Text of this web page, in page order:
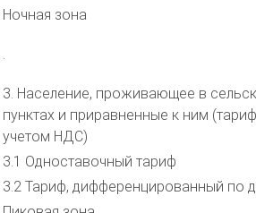
Ночная зона
.
3. Население, проживающее в
пунктах и приравненные к ним
учетом НДС)
3.1 Одноставочный тариф
3.2 Тариф, дифференцированный по